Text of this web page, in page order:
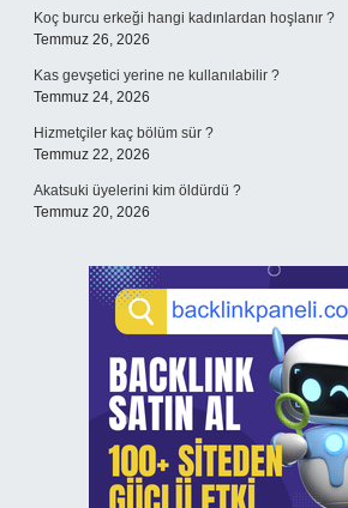
Koç burcu erkeği hangi kadınlardan hoşlanır ?
Temmuz 26, 2026
Kas gevşetici yerine ne kullanılabilir ?
Temmuz 24, 2026
Hizmetçiler kaç bölüm sür ?
Temmuz 22, 2026
Akatsuki üyelerini kim öldürdü ?
Temmuz 20, 2026